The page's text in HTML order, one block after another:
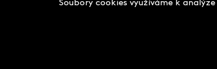
Soubory cookies využíváme k